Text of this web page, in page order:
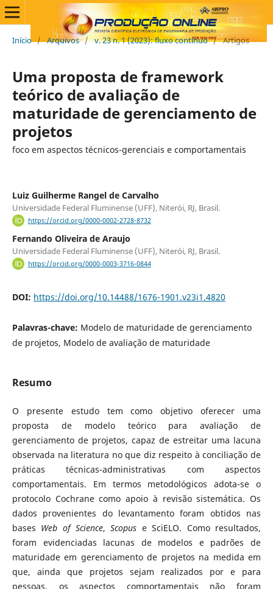
Início / Arquivos / v. 23 n. 1 (2023): fluxo contínuo / Artigos
Uma proposta de framework
teórico de avaliação de
maturidade de gerenciamento de
projetos
foco em aspectos técnicos-gerenciais e comportamentais
Luiz Guilherme Rangel de Carvalho
Universidade Federal Fluminense (UFF), Niterói, RJ, Brasil.
https://orcid.org/0000-0002-2728-8732
Fernando Oliveira de Araujo
Universidade Federal Fluminense (UFF), Niterói, RJ, Brasil.
https://orcid.org/0000-0003-3716-0844
DOI: https://doi.org/10.14488/1676-1901.v23i1.4820
Palavras-chave: Modelo de maturidade de gerenciamento
de projetos, Modelo de avaliação de maturidade
Resumo
O presente estudo tem como objetivo oferecer uma
proposta de modelo teórico para avaliação de
gerenciamento de projetos, capaz de estreitar uma lacuna
observada na literatura no que diz respeito à conciliação de
práticas técnicas-administrativas com aspectos
comportamentais. Em termos metodológicos adota-se o
protocolo Cochrane como apoio à revisão sistemática. Os
dados provenientes do levantamento foram obtidos nas
bases Web of Science,Scopus e SciELO. Como resultados,
foram evidenciadas lacunas de modelos e padrões de
maturidade em gerenciamento de projetos na medida em
que, ainda que projetos sejam realizados por e para
pessoas, os aspectos comportamentais não foram